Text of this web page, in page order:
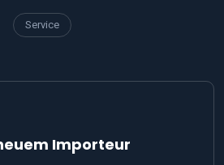
Service
Importeur